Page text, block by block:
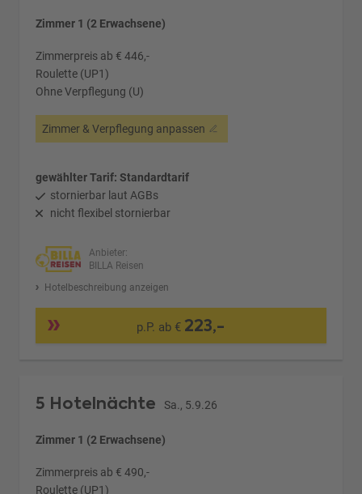
Zimmer 1 (2 Erwachsene)
Zimmerpreis ab € 446,-
Roulette (UP1)
Ohne Verpflegung (U)
Zimmer & Verpflegung anpassen
gewählter Tarif: Standardtarif
stornierbar laut AGBs
nicht flexibel stornierbar
Anbieter:
BILLA Reisen
Hotelbeschreibung anzeigen
p.P. ab € 223,-
5 Hotelnächte Sa., 5.9.26
Zimmer 1 (2 Erwachsene)
Zimmerpreis ab € 490,-
Roulette (UP1)